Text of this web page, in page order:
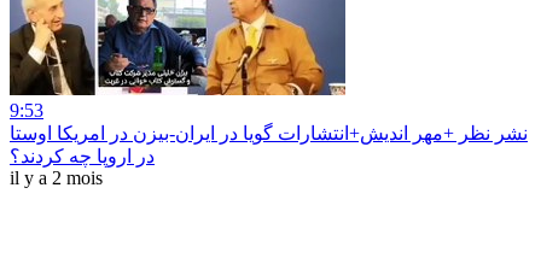
9:53
نشر نظر +مهر اندیش+انتشارات گویا در ایران-بیزن در امریکا اوستا
در اروپا چه کردند؟
il y a 2 mois